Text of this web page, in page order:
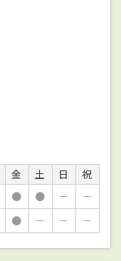
金 土 日
祝
● ● －
－
● － － －